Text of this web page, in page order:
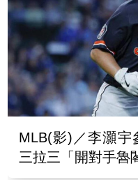
MLB(影)／李灝宇
三拉三「開對手魯